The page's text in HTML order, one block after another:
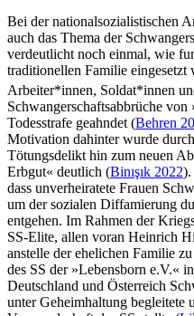
Bei der nationalsozialistischen
auch das Thema der
verdeutlicht noch einmal, wie
traditionellen Familie eingesetzt
Arbeiter*innen, Soldat*innen
Schwangerschaftsabbrüche
Todesstrafe geahndet (Behren
Motivation dahinter wurde
Tötungsdelikt hin zum neuen
Erbgut« deutlich (Binışık 2022).
dass unverheiratete Frauen
um der sozialen Diffamierung
entgehen. Im Rahmen der
SS-Elite, allen voran Heinrich
anstelle der ehelichen Familie
des SS der »Lebensborn e.V.«
Deutschland und Österreich
unter Geheimhaltung begleitete